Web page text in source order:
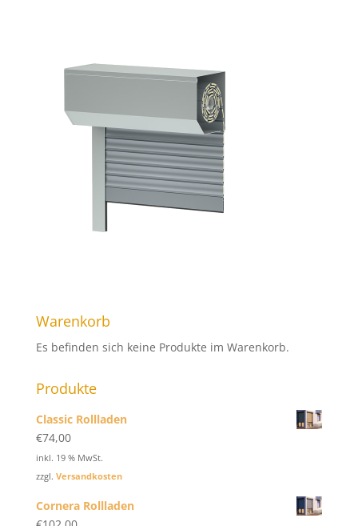
Warenkorb
Es befinden sich keine Produkte im Warenkorb.
Produkte
Classic Rollladen
€74,00
inkl. 19 % MwSt.
zzgl. Versandkosten
Cornera Rollladen